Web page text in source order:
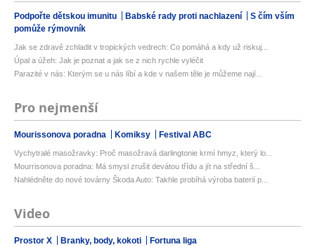
Podpořte dětskou imunitu Babské rady proti nachlazení
S čím vším
pomůže rýmovník
Jak se zdravě zchladit v tropických vedrech: Co pomáhá a kdy už riskuj...
Úpal a úžeh: Jak je poznat a jak se z nich rychle vyléčit
Parazité v nás: Kterým se u nás líbí a kde v našem těle je můžeme nají...
Pro nejmenší
Mourissonova poradna Komiksy Festival ABC
Vychytralé masožravky: Proč masožravá darlingtonie krmí hmyz, který lo...
Mourrisonova poradna: Má smysl zrušit devátou třídu a jít na střední š...
Nahlédněte do nové továrny Škoda Auto: Takhle probíhá výroba baterií p...
Video
Prostor X Branky, body, kokoti Fortuna liga